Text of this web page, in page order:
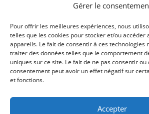
Gérer le
Pour offrir les meilleures expériences, nous
telles que les cookies pour stocker et/ou accéder
appareils. Le fait de consentir à ces technologies
traiter des données telles que le comportement
uniques sur ce site. Le fait de ne pas consentir
consentement peut avoir un effet négatif sur
et fonctions.
Accepter